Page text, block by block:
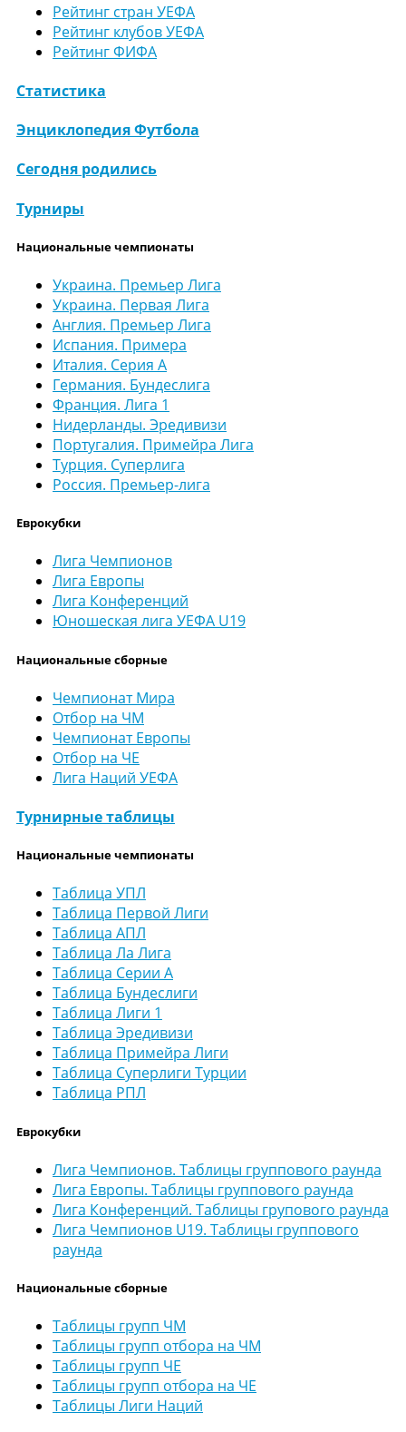
Рейтинг стран УЕФА
Рейтинг клубов УЕФА
Рейтинг ФИФА
Статистика
Энциклопедия Футбола
Сегодня родились
Турниры
Национальные чемпионаты
Украина. Премьер Лига
Украина. Первая Лига
Англия. Премьер Лига
Испания. Примера
Италия. Серия А
Германия. Бундеслига
Франция. Лига 1
Нидерланды. Эредивизи
Португалия. Примейра Лига
Турция. Суперлига
Россия. Премьер-лига
Еврокубки
Лига Чемпионов
Лига Европы
Лига Конференций
Юношеская лига УЕФА U19
Национальные сборные
Чемпионат Мира
Отбор на ЧМ
Чемпионат Европы
Отбор на ЧЕ
Лига Наций УЕФА
Турнирные таблицы
Национальные чемпионаты
Таблица УПЛ
Таблица Первой Лиги
Таблица АПЛ
Таблица Ла Лига
Таблица Серии А
Таблица Бундеслиги
Таблица Лиги 1
Таблица Эредивизи
Таблица Примейра Лиги
Таблица Суперлиги Турции
Таблица РПЛ
Еврокубки
Лига Чемпионов. Таблицы группового раунда
Лига Европы. Таблицы группового раунда
Лига Конференций. Таблицы групового раунда
Лига Чемпионов U19. Таблицы группового
раунда
Национальные сборные
Таблицы групп ЧМ
Таблицы групп отбора на ЧМ
Таблицы групп ЧЕ
Таблицы групп отбора на ЧЕ
Таблицы Лиги Наций